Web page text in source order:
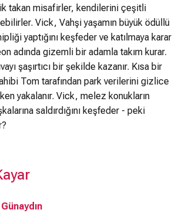
takan misafirler, kendilerini çeşitli
Vick, Vahşi yaşamın büyük ödüllü
yaptığını keşfeder ve katılmaya karar
adında gizemli bir adamla takım kurar.
şaşırtıcı bir şekilde kazanır. Kısa bir
Tom tarafından park verilerini gizlice
yakalanır. Vick, melez konukların
saldırdığını keşfeder - peki